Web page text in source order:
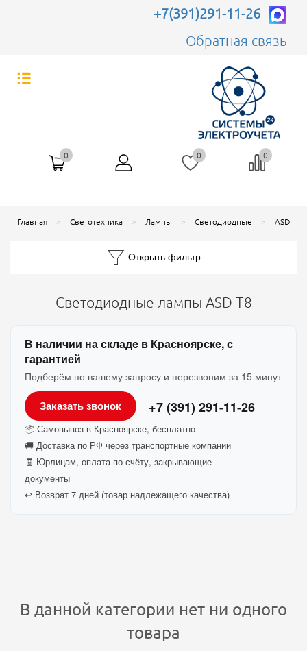
+7(391)291-11-26
Обратная связь
0 0 0
Главная Светотехника Лампы Светодиодные ASD
Открыть фильтр
Светодиодные лампы ASD Т8
В наличии на складе в Красноярске, с
гарантией
Подберём по вашему запросу и перезвоним за 15 минут
Заказать звонок +7 (391) 291-11-26
📦 Самовывоз в Красноярске, бесплатно
🚚 Доставка по РФ через транспортные компании
🧾 Юрлицам, оплата по счёту, закрывающие
документы
↩️ Возврат 7 дней (товар надлежащего качества)
В данной категории нет ни одного
товара